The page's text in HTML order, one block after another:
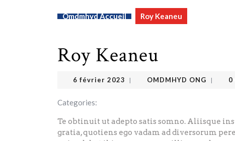
Omdmhyd Accueil Roy Keaneu
Roy Keaneu
6 février 2023 | OMDMHYD ONG | 0
Categories:
Te obtinuit ut adepto satis somno. Aliisque
gratia, quotiens ego vadam ad diversorum